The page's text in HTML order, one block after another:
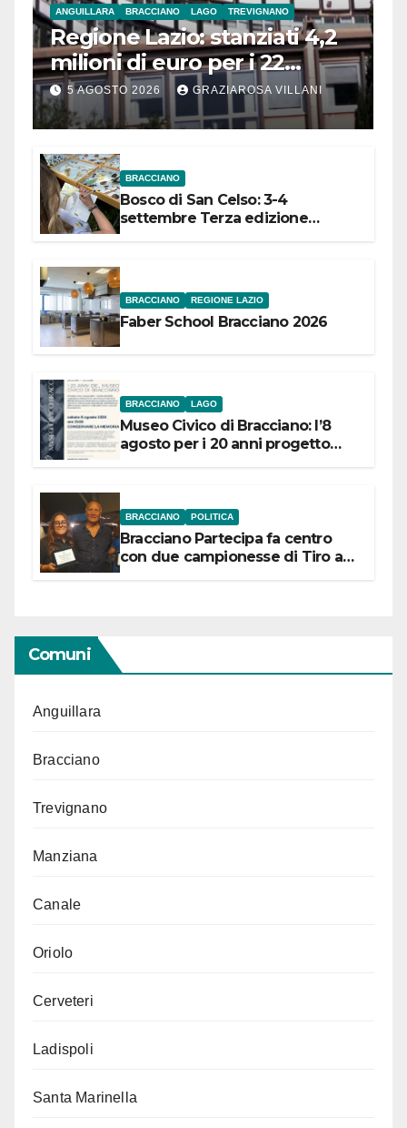
ANGUILLARA BRACCIANO LAGO TREVIGNANO
Regione Lazio: stanziati 4,2
milioni di euro per i 22
Comuni dell’Etruria
Meridionale
5 AGOSTO 2026 GRAZIAROSA VILLANI
BRACCIANO
Bosco di San Celso: 3-4
settembre Terza edizione
BRACCIANO REGIONE LAZIO
Faber School Bracciano 2026
BRACCIANO LAGO
Museo Civico di Bracciano: l’8
agosto per i 20 anni progetto
BRACCIANO POLITICA
Bracciano Partecipa fa centro
con due campionesse di Tiro a
Comuni
Anguillara
Bracciano
Trevignano
Manziana
Canale
Oriolo
Cerveteri
Ladispoli
Santa Marinella